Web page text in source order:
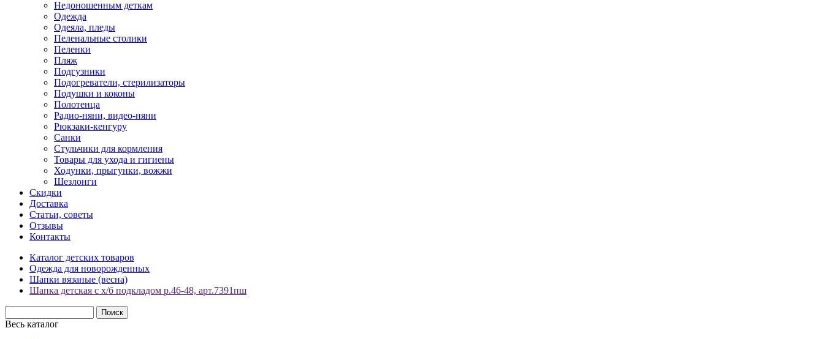
Недоношенным деткам
Одежда
Одеяла, пледы
Пеленальные столики
Пеленки
Пляж
Подгузники
Подогреватели, стерилизаторы
Подушки и коконы
Полотенца
Радио-няни, видео-няни
Рюкзаки-кенгуру
Санки
Стульчики для кормления
Товары для ухода и гигиены
Ходунки, прыгунки, вожжи
Шезлонги
Скидки
Доставка
Статьи, советы
Отзывы
Контакты
Каталог детских товаров
Одежда для новорожденных
Шапки вязаные (весна)
Шапка детская с х/б подкладом р.46-48, арт.7391пш
Весь каталог